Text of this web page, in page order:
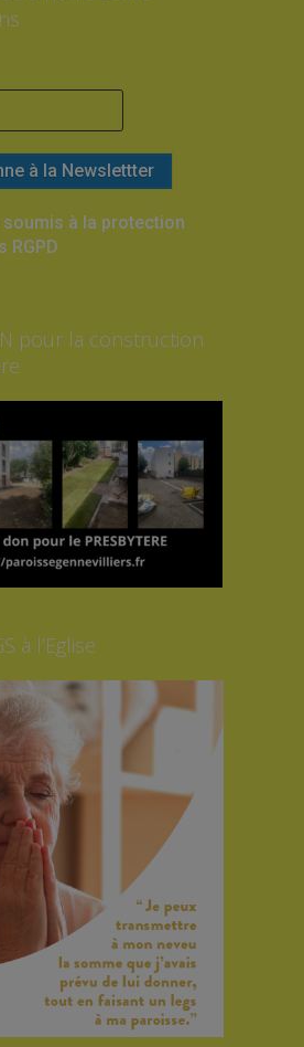
à la protection
RGPD
pour la construction
à l’Eglise